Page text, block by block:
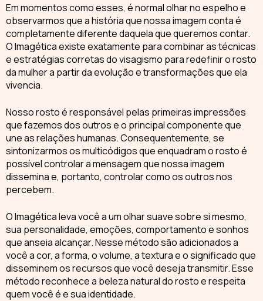
Em momentos como esses, é normal olhar no espelho e
observarmos que a história que nossa imagem conta é
completamente diferente daquela que queremos contar.
OImagéticaexiste exatamente para combinar as técnicas
e estratégias corretas do visagismo para redefinir o rosto
da mulher a partir da evolução e transformações que ela
vivencia.
Nosso rosto é responsável pelas primeiras impressões
que fazemos dos outros e o principal componente que
une as relações humanas. Consequentemente, se
sintonizarmos os multicódigos que enquadram o rosto é
possível controlar a mensagem que nossa imagem
dissemina e, portanto, controlar como os outros nos
percebem.
OImagéticaleva você a um olhar suave sobre si mesmo,
sua personalidade, emoções, comportamento e sonhos
que anseia alcançar. Nesse método são adicionados a
você a cor, a forma, o volume, a textura e o significado que
disseminem os recursos que você deseja transmitir. Esse
método reconhece a beleza natural do rostoe respeita
quem você é e sua identidade.